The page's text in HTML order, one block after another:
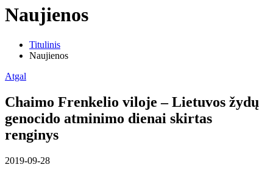
Naujienos
Titulinis
Naujienos
Atgal
Chaimo Frenkelio viloje – Lietuvos žydų
genocido atminimo dienai skirtas
renginys
2019-09-28